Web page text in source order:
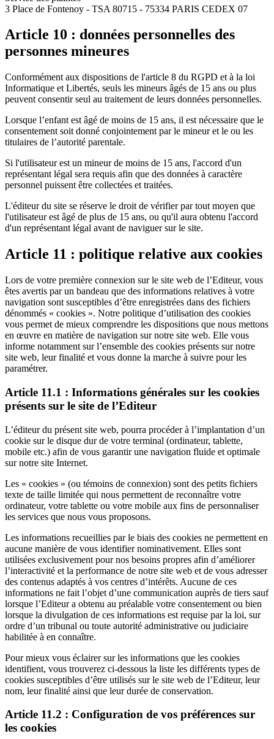
3 Place de Fontenoy - TSA 80715 - 75334 PARIS CEDEX 07
Article 10 : données personnelles des
personnes mineures
Conformément aux dispositions de l'article 8 du RGPD et à la loi
Informatique et Libertés, seuls les mineurs âgés de 15 ans ou plus
peuvent consentir seul au traitement de leurs données personnelles.
Lorsque l’enfant est âgé de moins de 15 ans, il est nécessaire que le
consentement soit donné conjointement par le mineur et le ou les
titulaires de l’autorité parentale.
Si l'utilisateur est un mineur de moins de 15 ans, l'accord d'un
représentant légal sera requis afin que des données à caractère
personnel puissent être collectées et traitées.
L'éditeur du site se réserve le droit de vérifier par tout moyen que
l'utilisateur est âgé de plus de 15 ans, ou qu'il aura obtenu l'accord
d'un représentant légal avant de naviguer sur le site.
Article 11 : politique relative aux cookies
Lors de votre première connexion sur le site web de l’Editeur, vous
êtes avertis par un bandeau que des informations relatives à votre
navigation sont susceptibles d’être enregistrées dans des fichiers
dénommés « cookies ». Notre politique d’utilisation des cookies
vous permet de mieux comprendre les dispositions que nous mettons
en œuvre en matière de navigation sur notre site web. Elle vous
informe notamment sur l’ensemble des cookies présents sur notre
site web, leur finalité et vous donne la marche à suivre pour les
paramétrer.
Article 11.1 : Informations générales sur les cookies
présents sur le site de l’Editeur
L’éditeur du présent site web, pourra procéder à l’implantation d’un
cookie sur le disque dur de votre terminal (ordinateur, tablette,
mobile etc.) afin de vous garantir une navigation fluide et optimale
sur notre site Internet.
Les « cookies » (ou témoins de connexion) sont des petits fichiers
texte de taille limitée qui nous permettent de reconnaître votre
ordinateur, votre tablette ou votre mobile aux fins de personnaliser
les services que nous vous proposons.
Les informations recueillies par le biais des cookies ne permettent en
aucune manière de vous identifier nominativement. Elles sont
utilisées exclusivement pour nos besoins propres afin d’améliorer
l’interactivité et la performance de notre site web et de vous adresser
des contenus adaptés à vos centres d’intérêts. Aucune de ces
informations ne fait l’objet d’une communication auprès de tiers sauf
lorsque l’Editeur a obtenu au préalable votre consentement ou bien
lorsque la divulgation de ces informations est requise par la loi, sur
ordre d’un tribunal ou toute autorité administrative ou judiciaire
habilitée à en connaître.
Pour mieux vous éclairer sur les informations que les cookies
identifient, vous trouverez ci-dessous la liste les différents types de
cookies susceptibles d’être utilisés sur le site web de l’Editeur, leur
nom, leur finalité ainsi que leur durée de conservation.
Article 11.2 : Configuration de vos préférences sur
les cookies